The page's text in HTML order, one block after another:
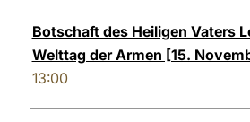
Botschaft des Heiligen Vaters
Welttag der Armen [15.
13:00